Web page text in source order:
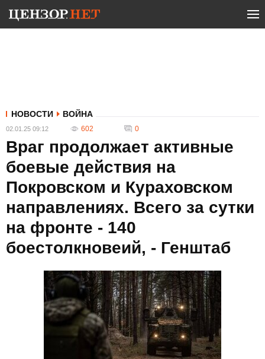
НОВОСТИ ВОЙНА
02.01.25 09:12 602 0
Враг продолжает активные
боевые действия на
Покровском и Кураховском
направлениях. Всего за сутки
на фронте - 140
боестолкновеий, - Генштаб